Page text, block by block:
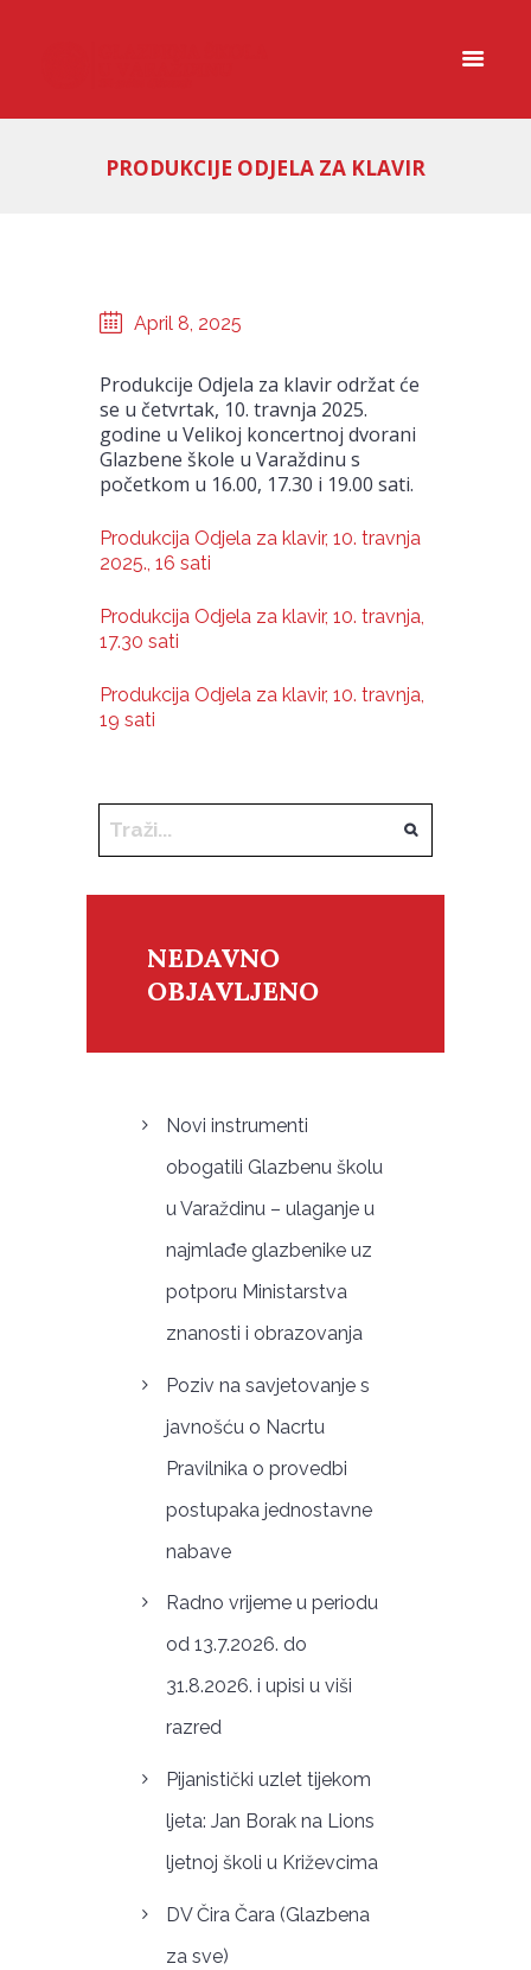
PRODUKCIJE ODJELA ZA KLAVIR
April 8, 2025
Produkcije Odjela za klavir održat će
se u četvrtak, 10. travnja 2025.
godine u Velikoj koncertnoj dvorani
Glazbene škole u Varaždinu s
početkom u 16.00, 17.30 i 19.00 sati.
Produkcija Odjela za klavir, 10. travnja
2025., 16 sati
Produkcija Odjela za klavir, 10. travnja,
17.30 sati
Produkcija Odjela za klavir, 10. travnja,
19 sati
NEDAVNO
OBJAVLJENO
Novi instrumenti
obogatili Glazbenu školu
u Varaždinu – ulaganje u
najmlađe glazbenike uz
potporu Ministarstva
znanosti i obrazovanja
Poziv na savjetovanje s
javnošću o Nacrtu
Pravilnika o provedbi
postupaka jednostavne
nabave
Radno vrijeme u periodu
od 13.7.2026. do
31.8.2026. i upisi u viši
razred
Pijanistički uzlet tijekom
ljeta: Jan Borak na Lions
ljetnoj školi u Križevcima
DV Čira Čara (Glazbena
za sve)